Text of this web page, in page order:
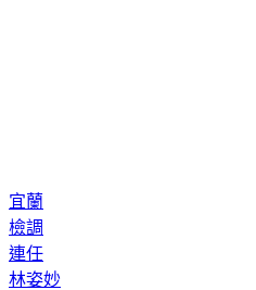
宜蘭
檢調
連任
林姿妙